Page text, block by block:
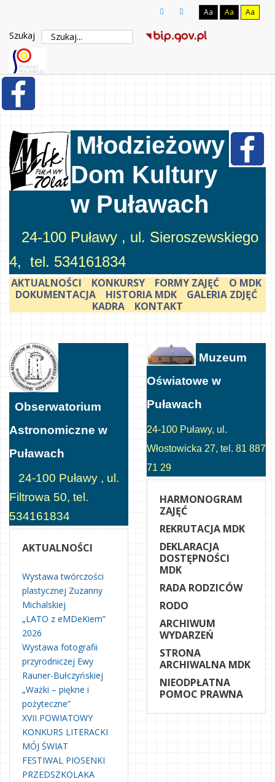
Aa Aa Aa
Szukaj
Młodzieżowy
Dom Kultury
w Puławach
24-100 Puławy , ul. Sieroszewskiego
4, tel. 534161834
AKTUALNOŚCI KONKURSY FORMY ZAJĘĆ
O MDK
DOKUMENTACJA
HISTORIA MDK
GALERIA ZDJĘĆ
KADRA
KONTAKT
Obserwatorium
Astronomiczne w
Puławach
24-100 Puławy , ul.
Filtrowa 50, tel.
534161834
AKTUALNOŚCI
Wystawa twórczości
plastycznej Zuzanny
Michalskiej
„LATO z eMDeKiem”
2026
Wystawa fotografii
przyrodniczej Ewy
Rauner-Bułczyńskiej
„Ważki – piękne i
pożyteczne”
XVII POWIATOWY
KONKURS LITERACKI
MÓJ ŚWIAT
FESTIWAL PIOSENKI
PRZEDSZKOLAKA
Muzeum
Oświatowe w
Puławach
24-100 Puławy, ul.
Włostowicka 27, tel. 81 887
71 29
HARMONOGRAM
ZAJĘĆ
REKRUTACJA MDK
DEKLARACJA
DOSTĘPNOŚCI
MDK
RADA RODZICÓW
RODO
ARCHIWUM
WYDARZEŃ
STRONA
ARCHIWALNA MDK
NIEODPŁATNA
POMOC PRAWNA